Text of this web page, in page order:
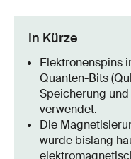
In Kürze
Elektronenspins
Quanten-Bits
Speicherung
verwendet.
Die
wurde bislang